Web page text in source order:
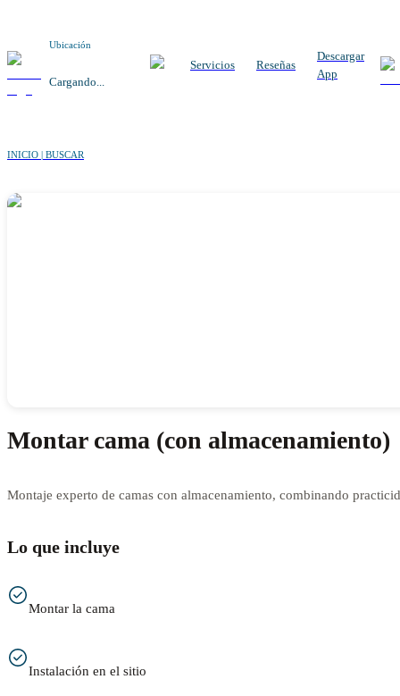
Ubicación
Cargando...
Servicios Reseñas
Descargar
App
INICIO | BUSCAR
Montar cama (con almacenamiento)
Montaje experto de camas con almacenamiento, combinando
Lo que incluye
Montar la cama
Instalación en el sitio